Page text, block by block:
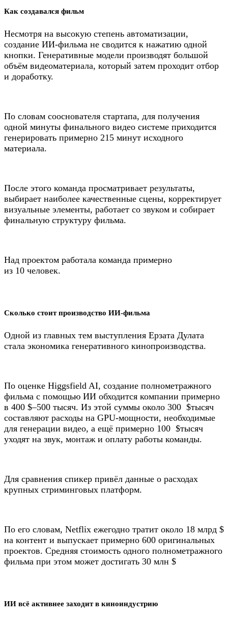
Как создавался фильм
Несмотря на высокую степень автоматизации,
создание ИИ-фильма не сводится к нажатию одной
кнопки. Генеративные модели производят большой
объём видеоматериала, который затем проходит отбор
и доработку.
По словам сооснователя стартапа, для получения
одной минуты финального видео системе приходится
генерировать примерно 215 минут исходного
материала.
После этого команда просматривает результаты,
выбирает наиболее качественные сцены, корректирует
визуальные элементы, работает со звуком и собирает
финальную структуру фильма.
Над проектом работала команда примерно
из 10 человек.
Сколько стоит производство ИИ-фильма
Одной из главных тем выступления Ерзата Дулата
стала экономика генеративного кинопроизводства.
По оценке Higgsfield AI, создание полнометражного
фильма с помощью ИИ обходится компании примерно
в 400 $–500 тысяч. Из этой суммы около 300 $тысяч
составляют расходы на GPU-мощности, необходимые
для генерации видео, а ещё примерно 100 $тысяч
уходят на звук, монтаж и оплату работы команды.
Для сравнения спикер привёл данные о расходах
крупных стриминговых платформ.
По его словам, Netflix ежегодно тратит около 18 млрд $
на контент и выпускает примерно 600 оригинальных
проектов. Средняя стоимость одного полнометражного
фильма при этом может достигать 30 млн $
ИИ всё активнее заходит в киноиндустрию